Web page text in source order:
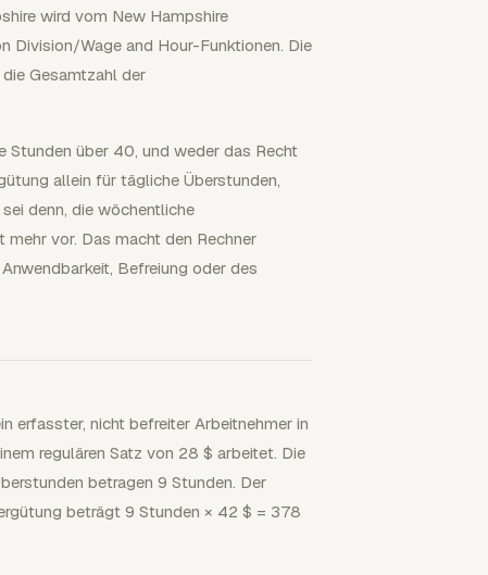
wird vom New Hampshire
Division/Wage and Hour-Funktionen. Die
Gesamtzahl der
Stunden über 40, und weder das Recht
allein für tägliche Überstunden,
denn, die wöchentliche
mehr vor. Das macht den Rechner
Befreiung oder des
erfasster, nicht befreiter Arbeitnehmer in
regulären Satz von 28 $ arbeitet. Die
betragen 9 Stunden. Der
beträgt 9 Stunden × 42 $ = 378